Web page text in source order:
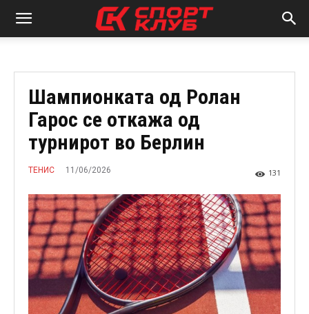
Шампионката од Ролан
Гарос се откажа од
турнирот во Берлин
ТЕНИС 11/06/2026 131